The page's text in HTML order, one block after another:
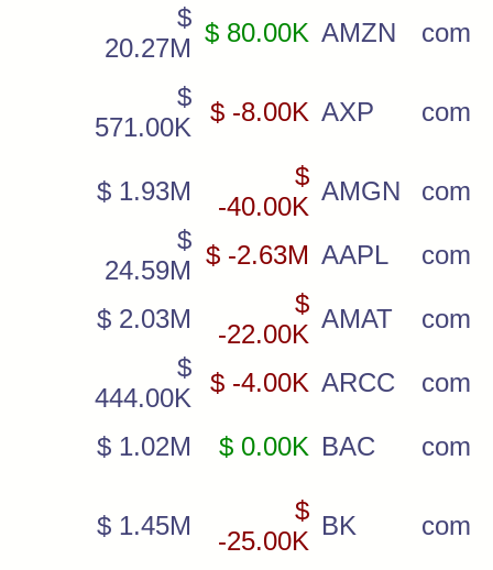
$
20.27M
$ 80.00K AMZN com
$
571.00K
$ -8.00K AXP com
$ 1.93M
$
-40.00K
AMGN
com
$
24.59M
$ -2.63M AAPL com
$ 2.03M
$
-22.00K
AMAT
com
$
444.00K
$ -4.00K ARCC com
$ 1.02M $ 0.00K BAC com
$ 1.45M
$
-25.00K
BK com